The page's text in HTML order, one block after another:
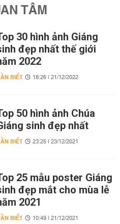
TÂM
30 hình ảnh Giáng
đẹp nhất thế giới
2022
BIẾT 18:26 | 21/12/2022
50 hình ảnh Chúa
sinh đẹp nhất
BIẾT 23:25 | 23/12/2021
25 mẫu poster Giáng
đẹp mắt cho mùa lễ
2021
BIẾT 10:49 | 21/12/2021